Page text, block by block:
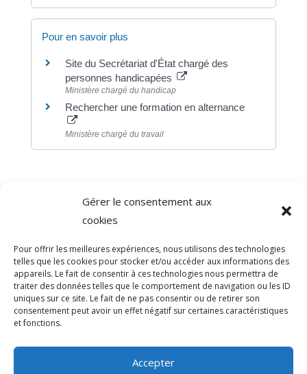
Gérer le consentement aux
cookies
Pour offrir les meilleures expériences, nous utilisons des technologies
telles que les cookies pour stocker et/ou accéder aux informations des
appareils. Le fait de consentir à ces technologies nous permettra de
traiter des données telles que le comportement de navigation ou les ID
uniques sur ce site. Le fait de ne pas consentir ou de retirer son
consentement peut avoir un effet négatif sur certaines caractéristiques
et fonctions.
Accepter
Pour en savoir plus
Site du Secrétariat d'État chargé des
personnes handicapées
Ministère chargé du handicap
Rechercher une formation en alternance
Ministère chargé du travail
Direction de l'information légale et administrative
comarquage developpé par